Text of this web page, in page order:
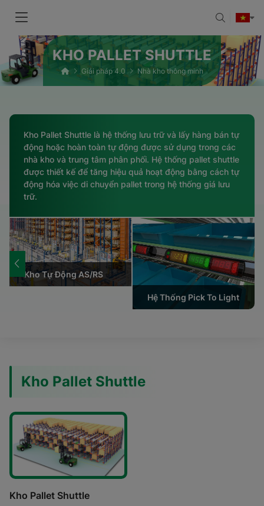
KHO PALLET SHUTTLE
Giải pháp 4.0 Nhà kho thông minh
Kho Pallet Shuttle là hệ thống lưu trữ và lấy hàng bán tự
động hoặc hoàn toàn tự động được sử dụng trong các
nhà kho và trung tâm phân phối. Hệ thống pallet shuttle
được thiết kế để tăng hiệu quả hoạt động bằng cách tự
động hóa việc di chuyển pallet trong hệ thống giá lưu
trữ.
Kho Tự Động AS/RS
Hệ Thống Pick To Light
Kho Pallet Shuttle
Kho Pallet Shuttle